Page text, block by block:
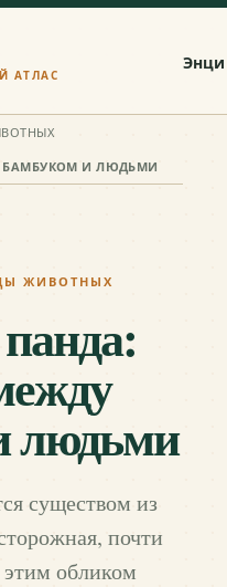
АТЛАС
БАМБУКОМ И ЛЮДЬМИ
ЖИВОТНЫХ
людьми
существом из
почти
обликом